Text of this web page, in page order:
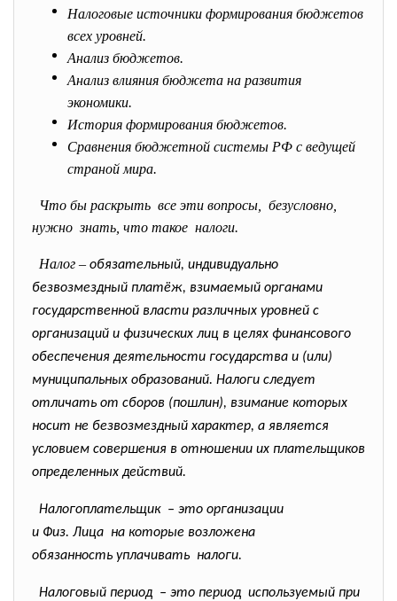
Налоговые источники формирования бюджетов
всех уровней.
Анализ бюджетов.
Анализ влияния бюджета на развития
экономики.
История формирования бюджетов.
Сравнения бюджетной системы РФ с ведущей
страной мира.
Что бы раскрыть все эти вопросы, безусловно,
нужно знать, что такое налоги.
Налог – обязательный, индивидуально
безвозмездный платёж, взимаемый органами
государственной власти различных уровней с
организаций и физических лиц в целях финансового
обеспечения деятельности государства и (или)
муниципальных образований. Налоги следует
отличать от сборов (пошлин), взимание которых
носит не безвозмездный характер, а является
условием совершения в отношении их плательщиков
определенных действий.
Налогоплательщик – это организации
и Физ. Лица на которые возложена
обязанность уплачивать налоги.
Налоговый период – это период используемый при